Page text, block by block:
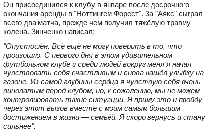
Он присоединился к клубу в январе после досрочного
окончания аренды в "Ноттингем Форест". За "Аякс" сыграл
всего два матча, прежде чем получил тяжёлую травму
колена. Зинченко написал:
"Опустошён. Всё ещё не могу поверить в то, что
произошло. С первого дня в этом удивительном
футбольном клубе и среди людей вокруг меня я начал
чувствовать себя счастливым и снова нашёл улыбку на
газоне. Из самой глубины сердца я чувствую себя очень
виноватым перед клубом, но, к сожалению, мы не можем
контролировать такие ситуации. Я приму это и пройду
через этот вызов вместе с моим самым большим
достижением в жизни — семьёй. Я скоро вернусь и стану
сильнее".